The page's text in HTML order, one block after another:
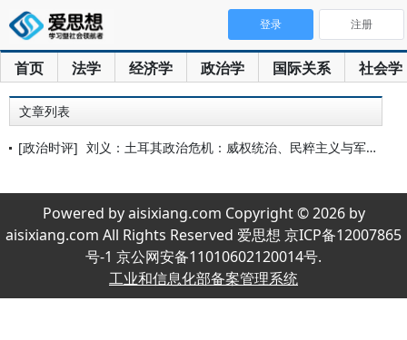
首页 法学 经济学 政治学 国际关系 社会学
登录 注册
文章列表
[政治时评] 刘义：土耳其政治危机：威权统治、民粹主义与军人干政
Powered by aisixiang.com Copyright © 2026 by
aisixiang.com All Rights Reserved 爱思想 京ICP备12007865
号-1 京公网安备11010602120014号.
工业和信息化部备案管理系统